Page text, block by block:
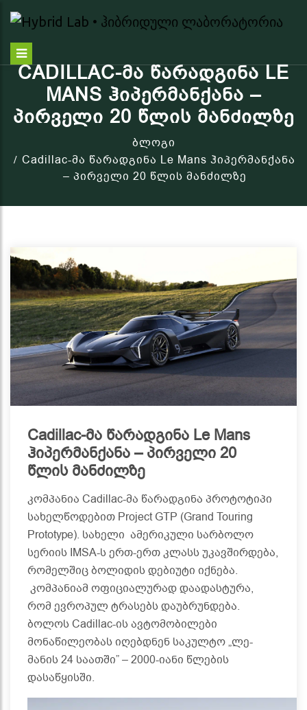
CADILLAC-ᲛᲐ ᲬᲐᲠᲐᲓᲒᲘᲜᲐ LE
MANS ᲰᲘᲞᲔᲠᲛᲐᲜᲥᲐᲜᲐ –
ᲞᲘᲠᲕᲔᲚᲘ 20 ᲬᲚᲘᲡ ᲛᲐᲜᲫᲘᲚᲖᲔ
ბლოგი
Cadillac-მა წარადგინა Le Mans ჰიპერმანქანა
– პირველი 20 წლის მანძილზე
Cadillac-მა წარადგინა Le Mans
ჰიპერმანქანა – პირველი 20
წლის მანძილზე
კომპანია Cadillac-მა წარადგინა პროტოტიპი
სახელწოდებით Project GTP (Grand Touring
Prototype). სახელი ამერიკული სარბოლო
სერიის IMSA-ს ერთ-ერთ კლასს უკავშირდება,
რომელშიც ბოლიდის დებიუტი იქნება.
კომპანიამ ოფიციალურად დაადასტურა,
რომ ევროპულ ტრასებს დაუბრუნდება.
ბოლოს Cadillac-ის ავტომობილები
მონაწილეობას იღებდნენ საკულტო „ლე-
მანის 24 საათში” – 2000-იანი წლების
დასაწყისში.